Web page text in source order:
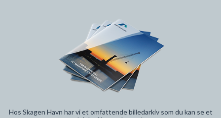
Hos Skagen Havn har vi et omfattende billedarkiv som du kan se et